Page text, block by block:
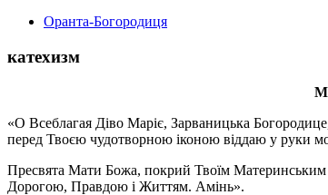
Оранта-Богородиця
катехизм
«О Всеблагая Діво Маріє, Зарваницька
перед Твоєю чудотворною іконою віддаю у руки
Пресвята Мати Божа, покрий Твоїм Материнським
Дорогою, Правдою і Життям. Амінь».